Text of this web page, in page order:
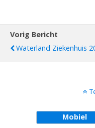
Vorig Bericht
Waterland Ziekenhuis
Mobiel